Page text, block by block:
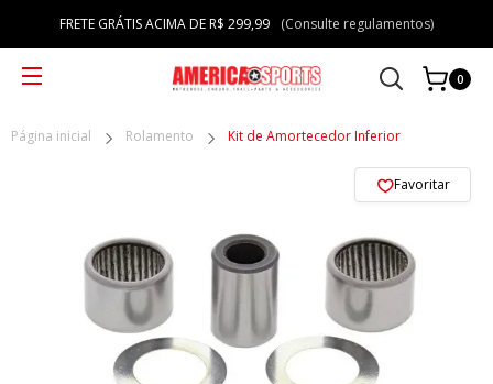
FRETE GRÁTIS ACIMA DE R$ 299,99 (Consulte regulamentos)
0
Página inicial Rolamento Kit de Amortecedor Inferior
Favoritar